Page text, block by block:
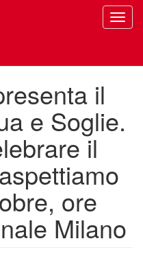
il
e Soglie.
il
ore
Milano